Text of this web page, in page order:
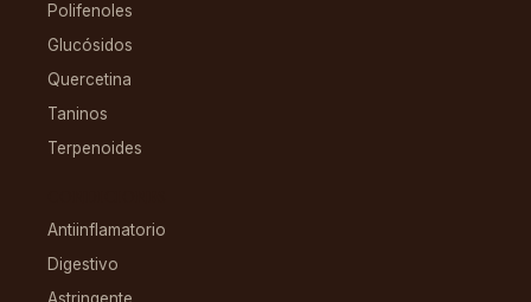
Polifenoles
Glucósidos
Quercetina
Taninos
Terpenoides
Antiinflamatorio
Digestivo